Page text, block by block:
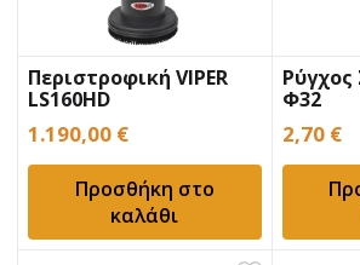
Περιστροφική VIPER
LS160HD
1.190,00 €
Προσθήκη στο
καλάθι
Φ32
2,70 €